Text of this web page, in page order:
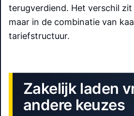
terugverdiend. Het verschil
maar in de combinatie van
tariefstructuur.
Zakelijk laden
andere keuzes